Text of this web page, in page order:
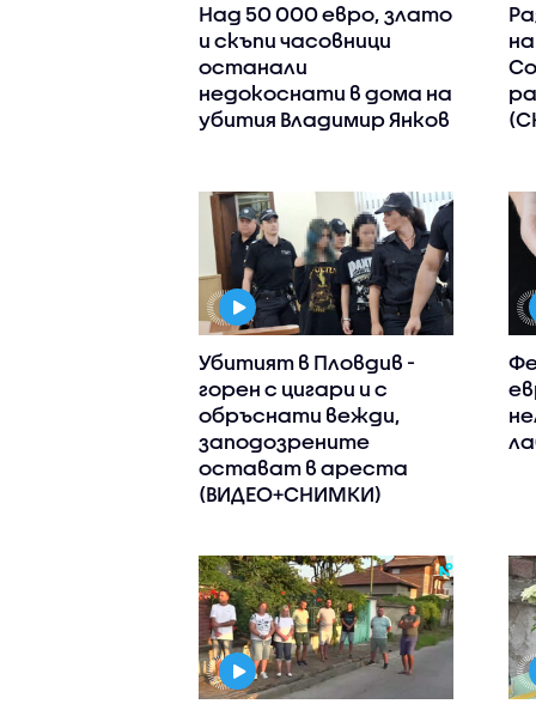
Над 50 000 евро, злато
и скъпи часовници
останали
недокоснати в дома на
убития Владимир Янков
Убитият в Пловдив -
горен с цигари и с
обръснати вежди,
заподозрените
остават в ареста
(ВИДЕО+СНИМКИ)